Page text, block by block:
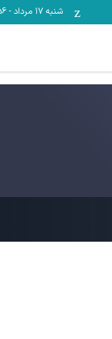
شنبه ۱۷ مرداد -